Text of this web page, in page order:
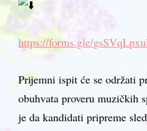
https://forms.gle/
Prijemni ispit će se održati
obuhvata proveru muzičkih
je da kandidati pripreme